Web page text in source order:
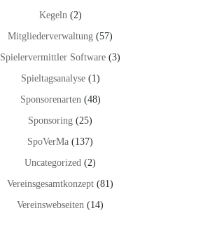
Kegeln(2)
Mitgliederverwaltung (57)
Spielervermittler Software (3)
Spieltagsanalyse(1)
Sponsorenarten(48)
Sponsoring (25)
SpoVerMa (137)
Uncategorized (2)
Vereinsgesamtkonzept (81)
Vereinswebseiten (14)